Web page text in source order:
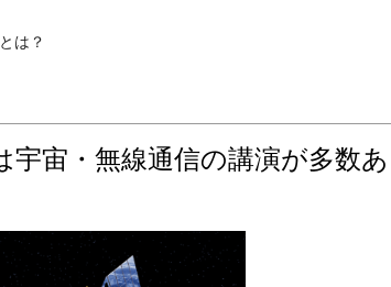
は？
宇宙・無線通信の講演が多数あ